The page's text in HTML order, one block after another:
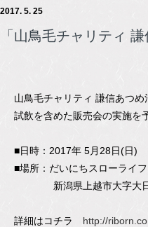
2017. 5. 25
「山鳥毛チャリティ
山鳥毛チャリティ 謙信あつ
試飲を含めた販売会の実施を
■日時：2017年 5月28日(日)
■場所：だいにちスローライ
新潟県上越市大字大日
詳細はコチラ http://